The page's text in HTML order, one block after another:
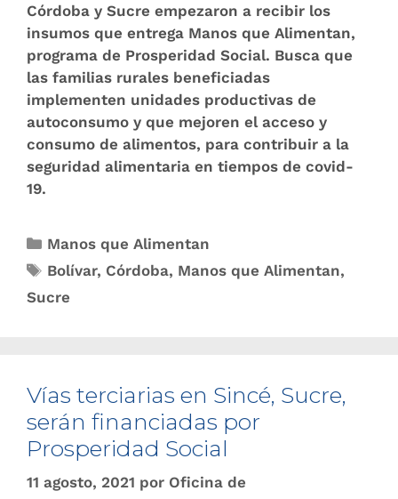
Córdoba y Sucre empezaron a recibir los
insumos que entrega Manos que Alimentan,
programa de Prosperidad Social. Busca que
las familias rurales beneficiadas
implementen unidades productivas de
autoconsumo y que mejoren el acceso y
consumo de alimentos, para contribuir a la
seguridad alimentaria en tiempos de covid-
19.
Manos que Alimentan
Bolívar, Córdoba, Manos que Alimentan,
Sucre
Vías terciarias en Sincé, Sucre,
serán financiadas por
Prosperidad Social
11 agosto, 2021 por Oficina de